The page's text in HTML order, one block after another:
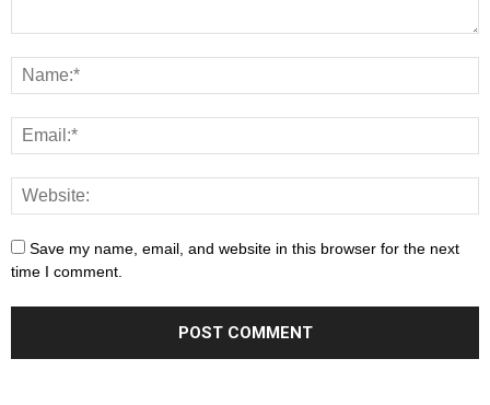
Save my name, email, and website in this browser for the next
time I comment.